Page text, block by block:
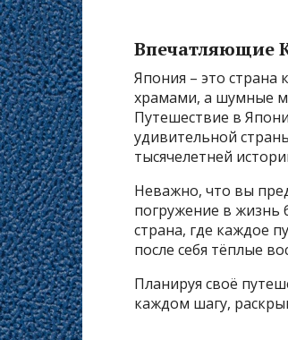
Впечатляющие
Япония – это страна
храмами, а шумные
Путешествие в
удивительной
тысячелетней
Неважно, что вы
погружение в жизнь
страна, где каждое
после себя тёплые
Планируя своё
каждом шагу,